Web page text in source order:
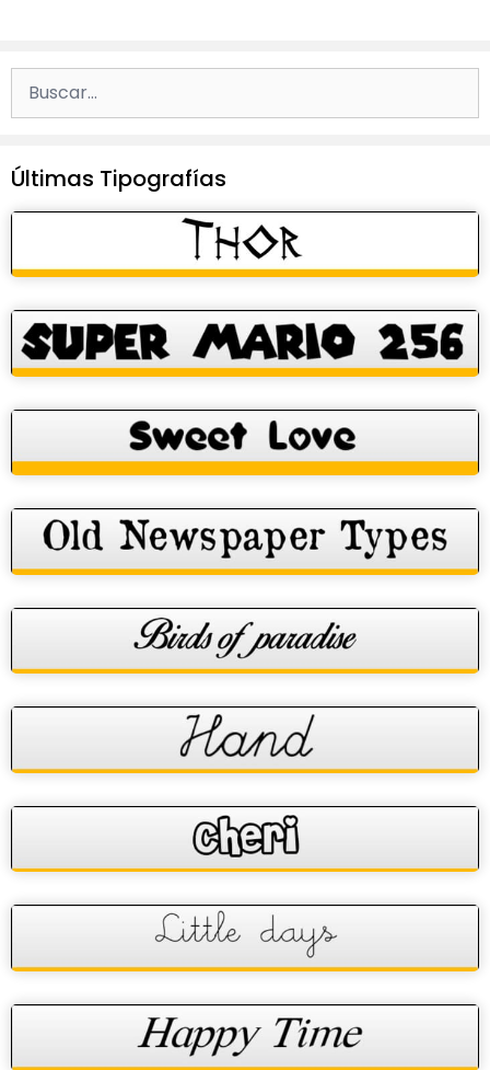
Últimas Tipografías